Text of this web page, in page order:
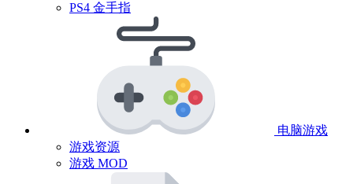
PS4 金手指
电脑游戏
游戏资源
游戏 MOD